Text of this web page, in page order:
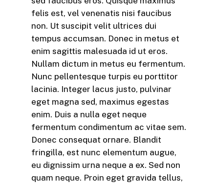
felis est, vel venenatis nisi faucibus
non. Ut suscipit velit ultrices dui
tempus accumsan. Donec in metus et
enim sagittis malesuada id ut eros.
Nullam dictum in metus eu fermentum.
Nunc pellentesque turpis eu porttitor
lacinia. Integer lacus justo, pulvinar
eget magna sed, maximus egestas
enim. Duis a nulla eget neque
fermentum condimentum ac vitae sem.
Donec consequat ornare. Blandit
fringilla, est nunc elementum augue,
eu dignissim urna neque a ex. Sed non
quam neque. Proin eget gravida tellus,